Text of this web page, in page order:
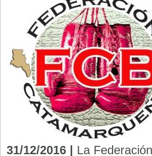
31/12/2016 | La